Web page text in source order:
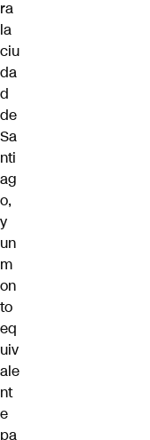
ra
la
ciu
da
d
de
Sa
nti
ag
o,
y
un
m
on
to
eq
uiv
ale
nt
e
pa